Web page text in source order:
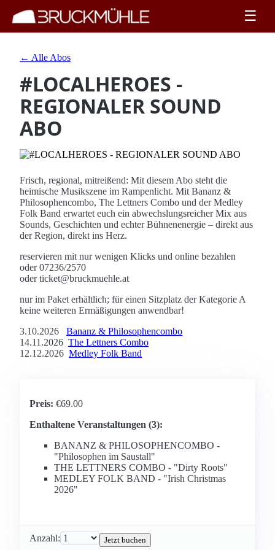
☰
← Alle Abos
#LOCALHEROES -
REGIONALER SOUND
ABO
Frisch, regional, mitreißend: Mit diesem Abo steht die
heimische Musikszene im Rampenlicht. Mit Bananz &
Philosophencombo, The Lettners Combo und der Medley
Folk Band erwartet euch ein abwechslungsreicher Mix aus
Sounds, Geschichten und echter Bühnenenergie – direkt aus
der Region, direkt ins Herz.
reservieren mit nur wenigen Klicks und online bezahlen
oder 07236/2570
oder ticket@bruckmuehle.at
nur im Paket erhältlich; für einen Sitzplatz der Kategorie A
keine weiteren Ermäßigungen anwendbar!
3.10.2026 Bananz & Philosophencombo
14.11.2026 The Lettners Combo
12.12.2026 Medley Folk Band
Preis: €69.00
Enthaltene Veranstaltungen (3):
BANANZ & PHILOSOPHENCOMBO -
"Philosophen im Saustall"
THE LETTNERS COMBO - "Dirty Roots"
MEDLEY FOLK BAND - "Irish Christmas
2026"
Anzahl: Jetzt buchen